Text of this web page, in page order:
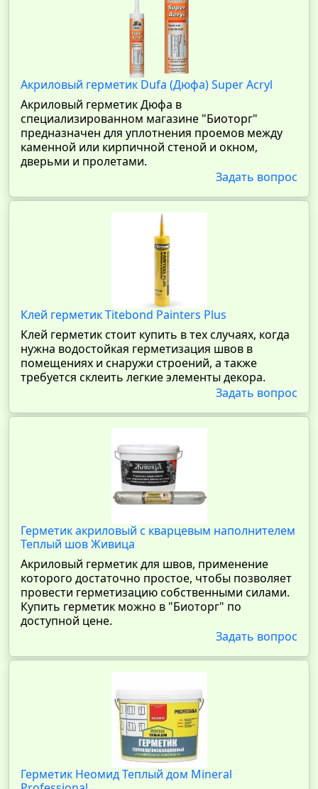
Акриловый герметик Dufa (Дюфа) Super Acryl
Акриловый герметик Дюфа в
специализированном магазине "Биоторг"
предназначен для уплотнения проемов между
каменной или кирпичной стеной и окном,
дверьми и пролетами.
Задать вопрос
Клей герметик Titebond Painters Plus
Клей герметик стоит купить в тех случаях, когда
нужна водостойкая герметизация швов в
помещениях и снаружи строений, а также
требуется склеить легкие элементы декора.
Задать вопрос
Герметик акриловый с кварцевым наполнителем
Теплый шов Живица
Акриловый герметик для швов, применение
которого достаточно простое, чтобы позволяет
провести герметизацию собственными силами.
Купить герметик можно в "Биоторг" по
доступной цене.
Задать вопрос
Герметик Неомид Теплый дом Mineral